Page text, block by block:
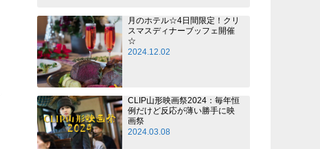
月のホテル☆4日間限定！クリ
スマスディナーブッフェ開催
☆
2024.12.02
CLIP山形映画祭2024：毎年恒
例だけど反応が薄い勝手に映
画祭
2024.03.08